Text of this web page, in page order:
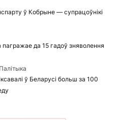
ў Кобрыне — супрацоўнікі
да 15 гадоў зняволення
ў Беларусі больш за 100